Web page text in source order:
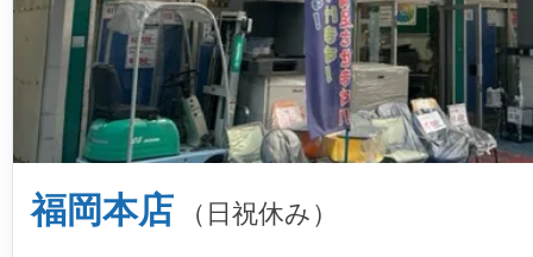
福岡本店 （日祝休み）